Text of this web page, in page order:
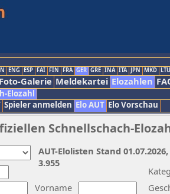
ENG ESP FAI FIN FRA GER GRE INA ITA JPN MKD LTU
Foto-Galerie Meldekartei Elozahlen
Elozahl
Spieler anmelden Elo AUT Elo Vorschau
Schnellschach-
Vorname
AUT-Elolisten Stand
3.955